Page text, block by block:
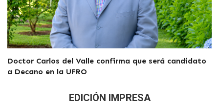
Doctor Carlos del Valle confirma que será candidato
a Decano en la UFRO
EDICIÓN IMPRESA